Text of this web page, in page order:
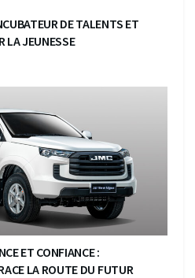
DE TALENTS ET
LA JEUNESSE
ET CONFIANCE :
LA ROUTE DU FUTUR